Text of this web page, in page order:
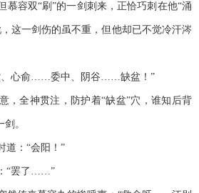
慕容双“刷”的一剑刺来，正恰巧刺在他“涌
这一剑伤的虽不重，但他却已不觉冷汗涔
心俞……委中、阴谷……缺盆！”
全神贯注，防护着“缺盆”穴，谁知后背
。
：“会阳！”
“罢了……”